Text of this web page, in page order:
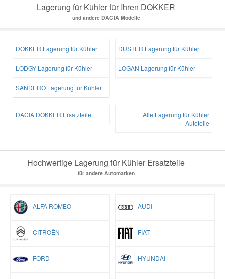
Lagerung für Kühler für Ihren DOKKER
und andere DACIA Modelle
DOKKER Lagerung für Kühler DUSTER Lagerung für Kühler
LODGY Lagerung für Kühler LOGAN Lagerung für Kühler
SANDERO Lagerung für Kühler
DACIA DOKKER Ersatzteile
Alle Lagerung für Kühler
Autoteile
Hochwertige Lagerung für Kühler Ersatzteile
für andere Automarken
ALFA ROMEO AUDI
CITROËN FIAT
FORD HYUNDAI